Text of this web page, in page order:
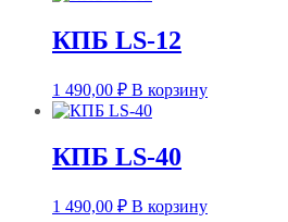
КПБ LS-12
1 490,00 ₽ В корзину
КПБ LS-40
1 490,00 ₽ В корзину